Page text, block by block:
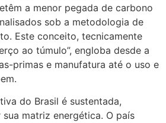
a menor pegada de carbono
sob a metodologia de
Este conceito, tecnicamente
ao túmulo”, engloba desde a
primas e manufatura até o uso e
do Brasil é sustentada,
matriz energética. O país